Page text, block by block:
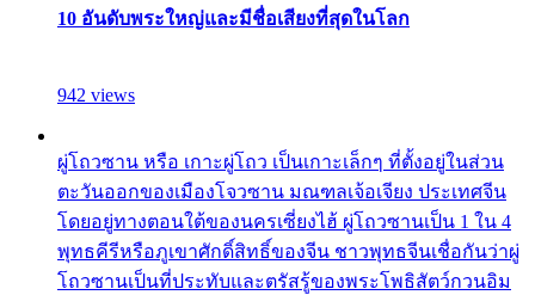
10 อันดับพระใหญ่และมีชื่อเสียงที่สุดในโลก
942 views
ผู่โถวซาน หรือ เกาะผู่โถว เป็นเกาะเล็กๆ ที่ตั้งอยู่ในส่วน
ตะวันออกของเมืองโจวซาน มณฑลเจ้อเจียง ประเทศจีน
โดยอยู่ทางตอนใต้ของนครเซี่ยงไฮ้ ผู่โถวซานเป็น 1 ใน 4
พุทธคีรีหรือภูเขาศักดิ์สิทธิ์ของจีน ชาวพุทธจีนเชื่อกันว่าผู่
โถวซานเป็นที่ประทับและตรัสรู้ของพระโพธิสัตว์กวนอิม